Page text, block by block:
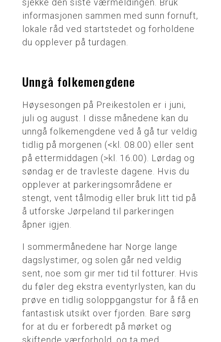
sjekke den siste værmeldingen. Bruk
informasjonen sammen med sunn fornuft,
lokale råd ved startstedet og forholdene
du opplever på turdagen.
Unngå folkemengdene
Høysesongen på Preikestolen er i juni,
juli og august. I disse månedene kan du
unngå folkemengdene ved å gå tur veldig
tidlig på morgenen (<kl. 08.00) eller sent
på ettermiddagen (>kl. 16.00). Lørdag og
søndag er de travleste dagene. Hvis du
opplever at parkeringsområdene er
stengt, vent tålmodig eller bruk litt tid på
å utforske Jørpeland til parkeringen
åpner igjen.
I sommermånedene har Norge lange
dagslystimer, og solen går ned veldig
sent, noe som gir mer tid til fotturer. Hvis
du føler deg ekstra eventyrlysten, kan du
prøve en tidlig soloppgangstur for å få en
fantastisk utsikt over fjorden. Bare sørg
for at du er forberedt på mørket og
skiftende værforhold, og ta med